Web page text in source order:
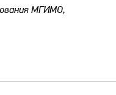
МГИМО,